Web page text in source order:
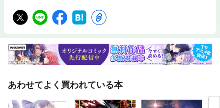
あわせてよく買われている本